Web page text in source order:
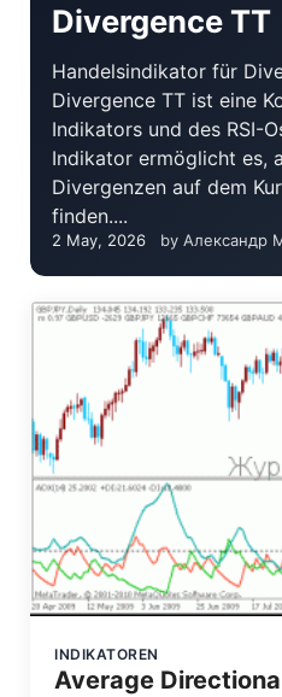
Divergence TT
Handelsindikator für
Divergence TT ist eine
Indikators und des RSI-
Indikator ermöglicht es,
Divergenzen auf dem
finden....
2 May, 2026 by Александр
INDIKATOREN
Average